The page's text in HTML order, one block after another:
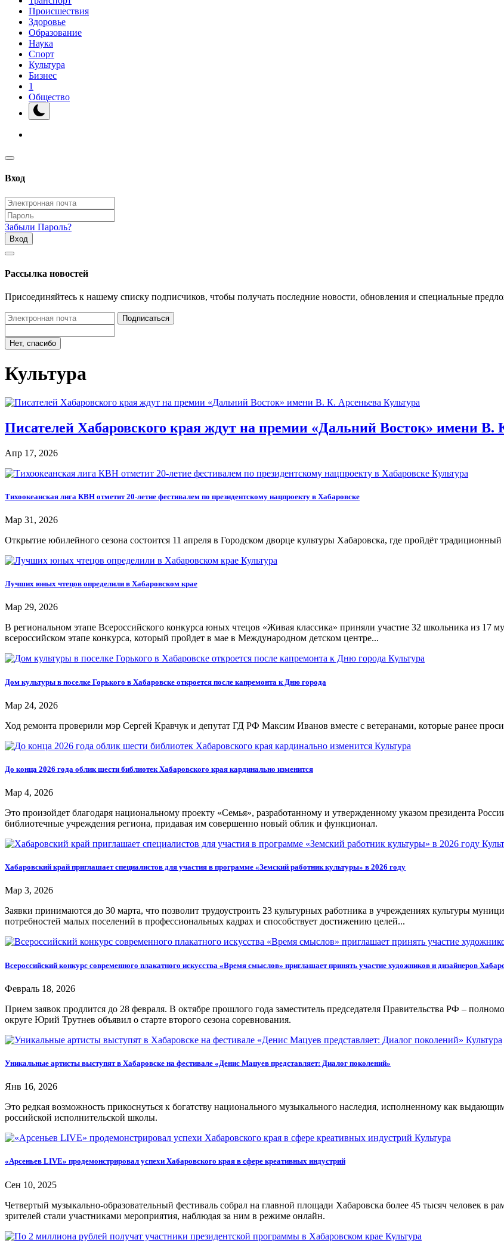
Происшествия
Здоровье
Образование
Наука
Спорт
Культура
Бизнес
1
Общество
Вход
Забыли Пароль?
Вход
Рассылка новостей
Присоединяйтесь к нашему списку подписчиков, чтобы получать последние новости, обновления и специальные
Подписаться
Нет, спасибо
Культура
Культура
Писателей Хабаровского края ждут на премии «Дальний Восток» имени В.
Апр 17, 2026
Культура
Тихоокеанская лига КВН отметит 20-летие фестивалем по президентскому нацпроекту в Хабаровске
Мар 31, 2026
Открытие юбилейного сезона состоится 11 апреля в Городском дворце культуры Хабаровска, где пройдёт
Культура
Лучших юных чтецов определили в Хабаровском крае
Мар 29, 2026
В региональном этапе Всероссийского конкурса юных чтецов «Живая классика» приняли участие 32 школьника из 17
всероссийском этапе конкурса, который пройдет в мае в Международном детском центре...
Культура
Дом культуры в поселке Горького в Хабаровске откроется после капремонта к Дню города
Мар 24, 2026
Ход ремонта проверили мэр Сергей Кравчук и депутат ГД РФ Максим Иванов вместе с ветеранами, которые ранее
Культура
До конца 2026 года облик шести библиотек Хабаровского края кардинально изменится
Мар 4, 2026
Это произойдет благодаря национальному проекту «Семья», разработанному и утвержденному указом президента
библиотечные учреждения региона, придавая им совершенно новый облик и функционал.
Хабаровский край приглашает специалистов для участия в программе «Земский работник культуры» в 2026 году
Мар 3, 2026
Заявки принимаются до 30 марта, что позволит трудоустроить 23 культурных работника в учреждениях культуры
потребностей малых поселений в профессиональных кадрах и способствует достижению целей...
Всероссийский конкурс современного плакатного искусства «Время смыслов» приглашает принять участие художников и дизайнеров
Февраль 18, 2026
Прием заявок продлится до 28 февраля. В октябре прошлого года заместитель председателя Правительства РФ –
округе Юрий Трутнев объявил о старте второго сезона соревнования.
Культура
Уникальные артисты выступят в Хабаровске на фестивале «Денис Мацуев представляет: Диалог поколений»
Янв 16, 2026
Это редкая возможность прикоснуться к богатству национального музыкального наследия, исполненному как
российской исполнительской школы.
Культура
«Арсеньев LIVE» продемонстрировал успехи Хабаровского края в сфере креативных индустрий
Сен 10, 2025
Четвертый музыкально-образовательный фестиваль собрал на главной площади Хабаровска более 45 тысяч человек в
зрителей стали участниками мероприятия, наблюдая за ним в режиме онлайн.
Культура